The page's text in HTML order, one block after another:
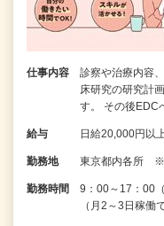
仕事内容
診察や治療内容
床研究の研究計
す。 その後EDC
給与 日給20,000円以
勤務地 東京都内各所 ※
勤務時間
9：00～17：00
（月2～3日稼働